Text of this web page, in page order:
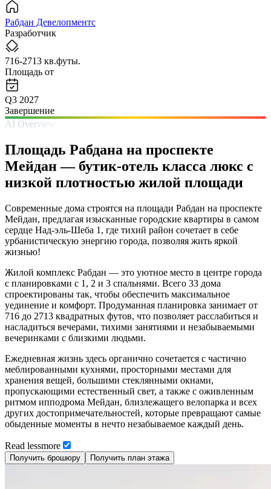
Рабдан Девелопментс
Разработчик
716-2713 кв.футы.
Площадь от
Q3 2027
Завершение
AI Overview
Площадь Рабдана на проспекте
Мейдан — бутик-отель класса люкс с
низкой плотностью жилой площади
Современные дома строятся на площади Рабдан на проспекте
Мейдан, предлагая изысканные городские квартиры в самом
сердце Над-эль-Шеба 1, где тихий район сочетает в себе
урбанистическую энергию города, позволяя жить яркой
жизнью!
Жилой комплекс Рабдан — это уютное место в центре города
с планировками с 1, 2 и 3 спальнями. Всего 33 дома
спроектированы так, чтобы обеспечить максимальное
уединение и комфорт. Продуманная планировка занимает от
716 до 2713 квадратных футов, что позволяет расслабиться и
насладиться вечерами, тихими занятиями и незабываемыми
вечеринками с близкими людьми.
Ежедневная жизнь здесь органично сочетается с частично
меблированными кухнями, просторными местами для
хранения вещей, большими стеклянными окнами,
пропускающими естественный свет, а также с оживленным
ритмом ипподрома Мейдан, близлежащего велопарка и всех
других достопримечательностей, которые превращают самые
обыденные моменты в нечто незабываемое каждый день.
Read lessmore
Получить брошюру Получить план этажа